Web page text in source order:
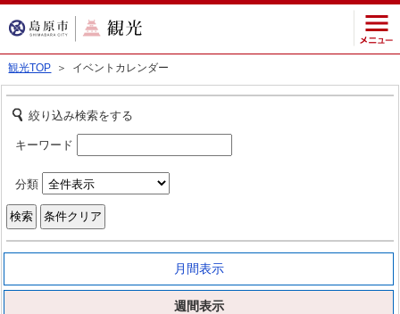
観光TOP ＞ イベントカレンダー
絞り込み検索をする
キーワード
分類
月間表示
週間表示